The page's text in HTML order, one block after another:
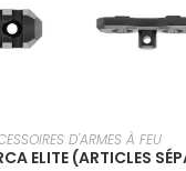
LES PRODUITS
D'ARMES À FEU
ELITE (ARTICLES